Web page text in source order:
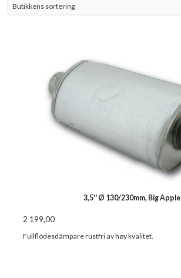
3,5'' Ø 130/230mm, Big Apple
2 199,00
Fullflödesdämpare rustfri av høy kvalitet.